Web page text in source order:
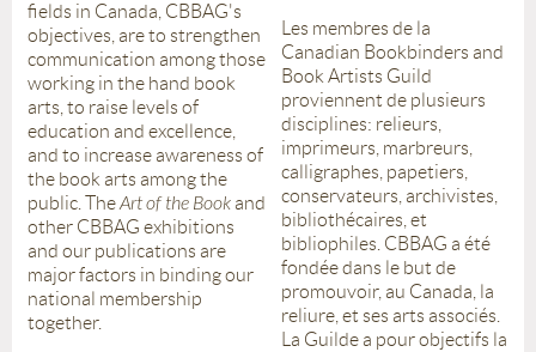
fields in Canada, CBBAG's
objectives, are to strengthen
communication among those
working in the hand book
arts, to raise levels of
education and excellence,
and to increase awareness of
the book arts among the
public. TheArt of the Book and
other CBBAG exhibitions
and our publications are
major factors in binding our
national membership
together.
Les membres de la
Canadian Bookbinders and
Book Artists Guild
proviennent de plusieurs
disciplines: relieurs,
imprimeurs, marbreurs,
calligraphes, papetiers,
conservateurs, archivistes,
bibliothécaires, et
bibliophiles. CBBAG a été
fondée dans le but de
promouvoir, au Canada, la
reliure, et ses arts associés.
La Guilde a pour objectifs la